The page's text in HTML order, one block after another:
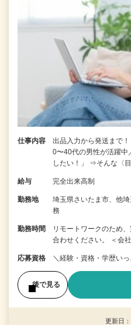
仕事内容
出品入力から発送まで
0〜40代の男性が活躍中
したい！」 ⇒そんな〈
給与 完全出来高制
勤務地
埼玉県さいたま市、他
務
勤務時間
リモートワークのため
合わせください。 ＜会
応募資格 ＼経験・資格・学歴い
後で見る
更新日